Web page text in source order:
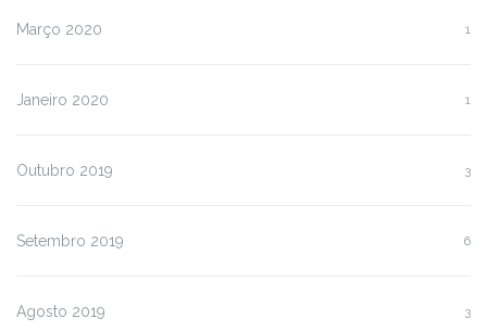
Março 2020 1
Janeiro 2020 1
Outubro 2019 3
Setembro 2019 6
Agosto 2019 3